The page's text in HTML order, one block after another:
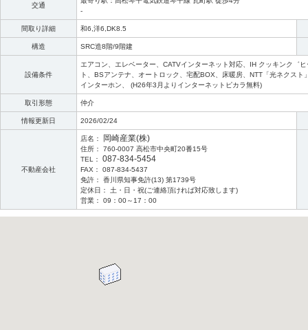
交通
-
間取り詳細 和6,洋6,DK8.5
構造 SRC造8階/9階建
設備条件
エアコン、エレベーター、CATVインターネット対応、IH クッキンク゛
ト、BSアンテナ、オートロック、宅配BOX、床暖房、NTT「光ネクス
インターホン、 (H26年3月よりインターネットピカラ無料)
取引形態 仲介
情報更新日 2026/02/24
不動産会社
店名： 岡崎産業(株)
住所： 760-0007 高松市中央町20番15号
TEL： 087-834-5454
FAX： 087-834-5437
免許： 香川県知事免許(13) 第1739号
定休日： 土・日・祝(ご連絡頂ければ対応致します)
営業： 09：00～17：00